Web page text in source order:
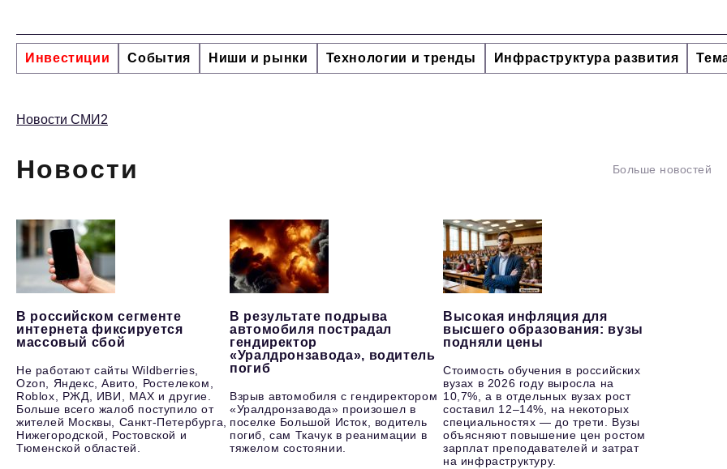
Инвестиции События Ниши и рынки Технологии и тренды Инфраструктура развития
Новости СМИ2
Новости Больше новостей
В российском сегменте
интернета фиксируется
массовый сбой
Не работают сайты Wildberries,
Ozon, Яндекс, Авито, Ростелеком,
Roblox, РЖД, ИВИ, MAX и другие.
Больше всего жалоб поступило от
жителей Москвы, Санкт-Петербурга,
Нижегородской, Ростовской и
Тюменской областей.
В результате подрыва
автомобиля пострадал
гендиректор
«Уралдронзавода», водитель
погиб
Взрыв автомобиля с гендиректором
«Уралдронзавода» произошел в
поселке Большой Исток, водитель
погиб, сам Ткачук в реанимации в
тяжелом состоянии.
Высокая инфляция для
высшего образования: вузы
подняли цены
Стоимость обучения в российских
вузах в 2026 году выросла на
10,7%, а в отдельных вузах рост
составил 12–14%, на некоторых
специальностях — до трети. Вузы
объясняют повышение цен ростом
зарплат преподавателей и затрат
на инфраструктуру.